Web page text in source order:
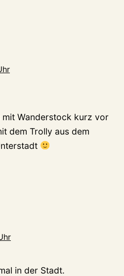
mit Wanderstock kurz vor
dem Trolly aus dem
in der Stadt.